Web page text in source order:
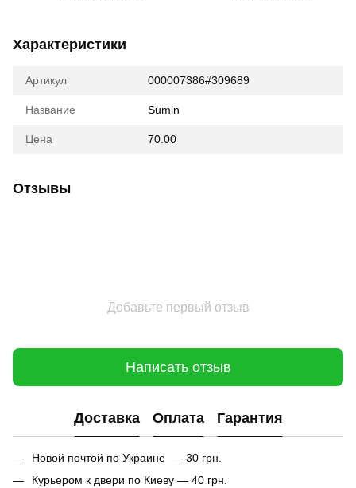
Характеристики
Артикул 000007386#309689
Название Sumin
Цена 70.00
Отзывы
Добавьте первый отзыв
Написать отзыв
Доставка Оплата Гарантия
Новой почтой по Украине — 30 грн.
Курьером к двери по Киеву — 40 грн.